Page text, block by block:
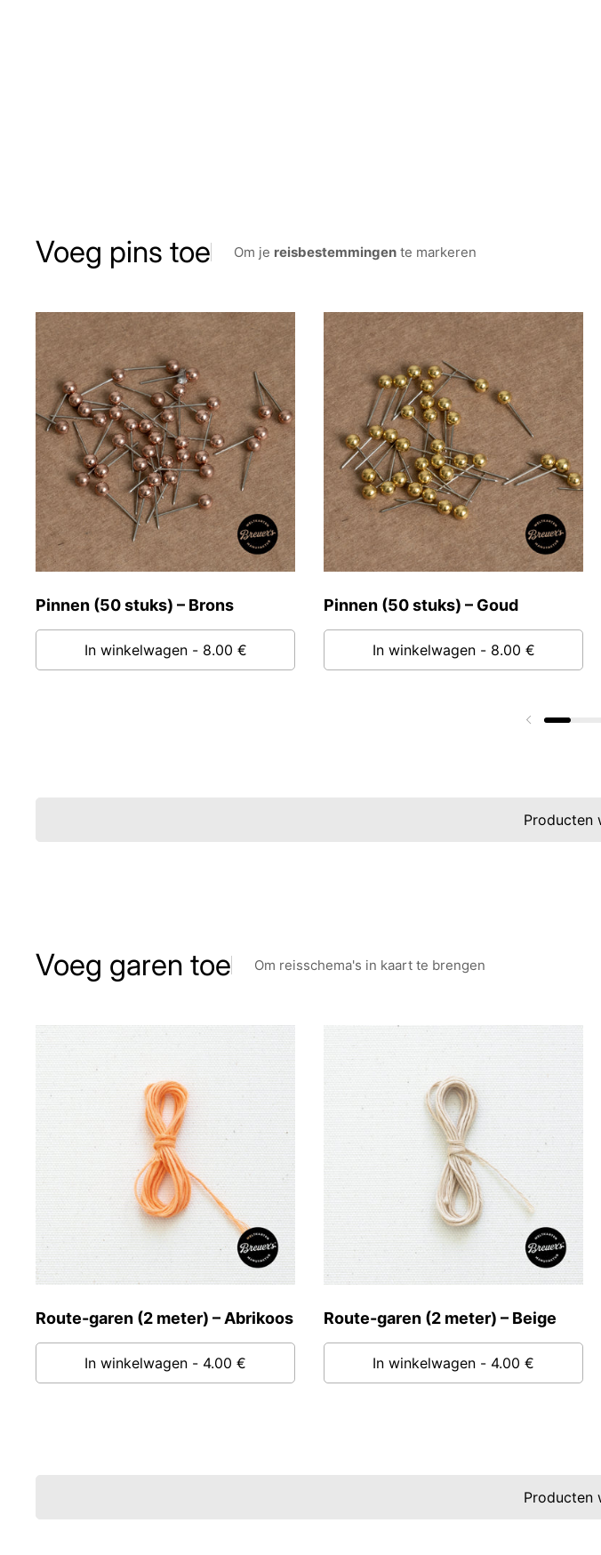
Voeg pins toe Om je reisbestemmingen te markeren
Pinnen (50 stuks) – Brons
In winkelwagen- 8.00 €
Pinnen (50 stuks) – Goud
In winkelwagen- 8.00 €
Vorige dia
Producten
Voeg garen toe Om reisschema's in kaart te brengen
Route-garen (2 meter) – Abrikoos
In winkelwagen - 4.00 €
Route-garen (2 meter) – Beige
In winkelwagen - 4.00 €
Producten